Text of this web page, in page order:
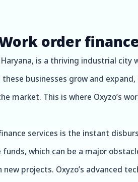
order
is a thriving industrial city
businesses grow and
market. This is where Oxyzo’s
services is the instant
which can be a major
projects. Oxyzo’s advanced